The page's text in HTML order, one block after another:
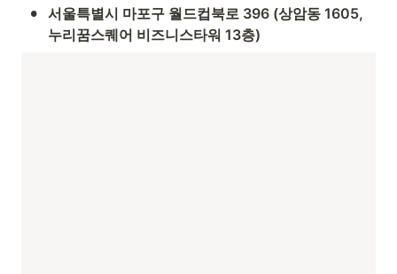
• 서울특별시 마포구 월드컵북로 396 (상암동 1605,
누리꿈스퀘어 비즈니스타워 13층)